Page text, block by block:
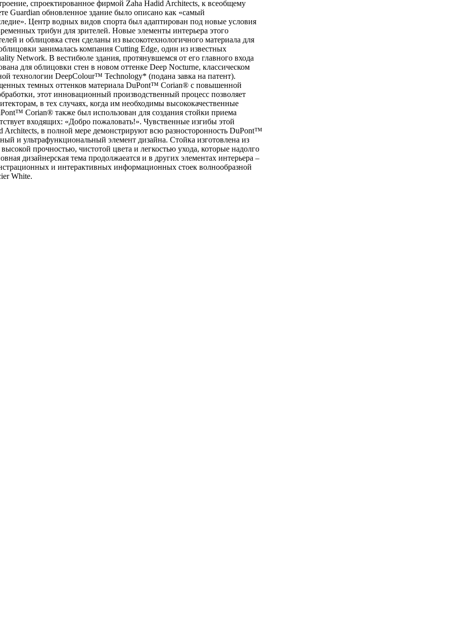
спроектированное фирмой Zaha Hadid Architects, к всеобщему
Guardian обновленное здание было описано как «самый
Центр водных видов спорта был адаптирован под новые условия
трибун для зрителей. Новые элементы интерьера этого
и облицовка стен сделаны из высокотехнологичного материала для
занималась компания Cutting Edge, один из известных
Network. В вестибюле здания, протянувшемся от его главного входа
для облицовки стен в новом оттенке Deep Nocturne, классическом
технологии DeepColour™ Technology* (подана завка на патент).
темных оттенков материала DuPont™ Corian® с повышенной
этот инновационный производственный процесс позволяет
в тех случаях, когда им необходимы высококачественные
Corian® также был использован для создания стойки приема
входящих: «Добро пожаловать!». Чувственные изгибы этой
в полной мере демонстрируют всю разносторонность DuPont™
и ультрафункциональный элемент дизайна. Стойка изготовлена из
прочностью, чистотой цвета и легкостью ухода, которые надолго
дизайнерская тема продолжаеатся и в других элементах интерьера –
и интерактивных информационных стоек волнообразной
White.